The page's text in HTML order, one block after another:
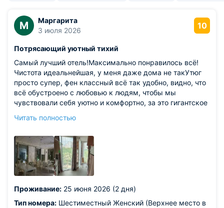
М
Маргарита
3 июля 2026
10
Потрясающий уютный тихий
Самый лучший отель!Максимально понравилось всё!
Чистота идеальнейшая, у меня даже дома не такУтюг
просто супер, фен классный всё так удобно, видно, что
всё обустроено с любовью к людям, чтобы мы
чувствовали себя уютно и комфортно, за это гигантское
необходимой и так обустроена кухня, какие вы
приехать просто ради того чтобы пожить в этом отеле
Мы не успели посмотреть кино на мягком диванчике:)
Уже рекомендую всем друзьям Месторасположение
вообще нереально крутое. Самый центр и морской
администратору Андрею!:) Он нас заселял в отель,
приятнейший человек, очень добрый!Спасибо всем за
Читать полностью
Проживание: 25 июня 2026 (2 дня)
Тип номера: Шестиместный Женский (Верхнее место в